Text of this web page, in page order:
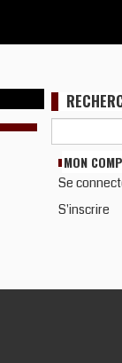
MON
Se
S'inscrire